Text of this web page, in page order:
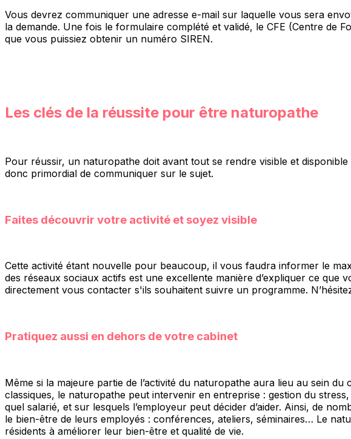
Vous devrez communiquer une adresse e-mail sur laquelle vous sera
la demande. Une fois le formulaire complété et validé, le CFE (Centre de
que vous puissiez obtenir un numéro SIREN.
Les clés de la réussite pour être naturopathe
Pour réussir, un naturopathe doit avant tout se rendre visible et
donc primordial de communiquer sur le sujet.
Faites découvrir votre activité et soyez visible
Cette activité étant nouvelle pour beaucoup, il vous faudra informer le
des réseaux sociaux actifs est une excellente manière d’expliquer ce
directement vous contacter s'ils souhaitent suivre un programme.
Pratiquez aussi en dehors de votre cabinet
Même si la majeure partie de l’activité du naturopathe aura lieu au sein
classiques, le naturopathe peut intervenir en entreprise : gestion du
quel salarié, et sur lesquels l’employeur peut décider d’aider. Ainsi, de
le bien-être de leurs employés : conférences, ateliers, séminaires… Le
résidents à améliorer leur bien-être et qualité de vie.